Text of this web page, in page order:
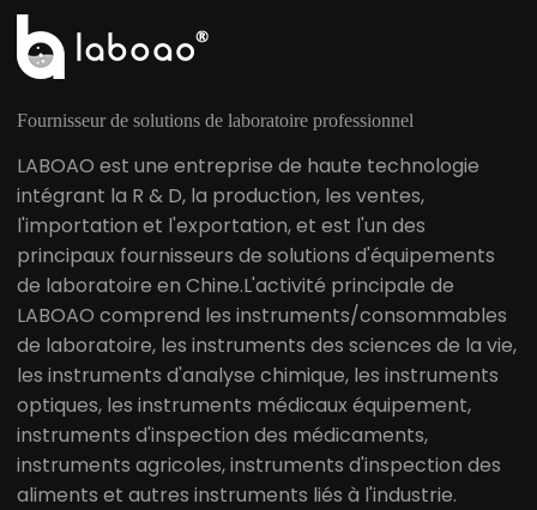
Fournisseur de solutions de laboratoire professionnel
LABOAO est une entreprise de haute technologie
intégrant la R & D, la production, les ventes,
l'importation et l'exportation, et est l'un des
principaux fournisseurs de solutions d'équipements
de laboratoire en Chine.L'activité principale de
LABOAO comprend les instruments/consommables
de laboratoire, les instruments des sciences de la vie,
les instruments d'analyse chimique, les instruments
optiques, les instruments médicaux équipement,
instruments d'inspection des médicaments,
instruments agricoles, instruments d'inspection des
aliments et autres instruments liés à l'industrie.